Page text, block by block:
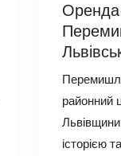
районний
історією